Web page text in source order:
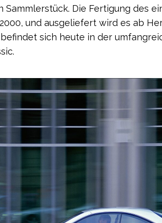
Sammlerstück. Die Fertigung des
und ausgeliefert wird es ab
sich heute in der